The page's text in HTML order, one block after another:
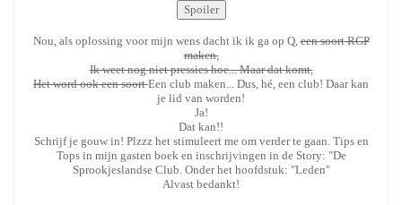
Nou, als oplossing voor mijn wens dacht ik ik ga op Q,een soort RGP
maken,
Ik weet nog niet pressies hoe... Maar dat komt,
Het word ook een soortEen club maken... Dus, hé, een club! Daar kan
je lid van worden!
Ja!
Dat kan!!
Schrijf je gouw in! Plzzz het stimuleert me om verder te gaan. Tips en
Tops in mijn gasten boek en inschrijvingen in de Story: "De
Sprookjeslandse Club. Onder het hoofdstuk: "Leden"
Alvast bedankt!